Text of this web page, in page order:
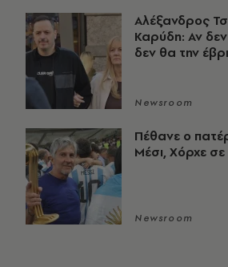
Αλέξανδρος
Καρύδη: Αν
δεν θα την
Newsroom
Πέθανε ο
Μέσι, Χόρχε
Newsroom